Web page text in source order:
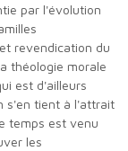
par l'évolution
revendication du
théologie morale
est d'ailleurs
s'en tient à l'attrait
temps est venu
les